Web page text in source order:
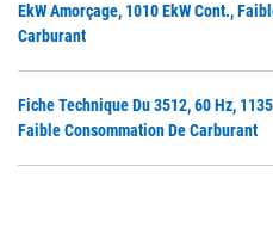
EkW Amorçage, 1010 EkW Cont.,
Carburant
Fiche Technique Du 3512, 60 Hz,
Faible Consommation De Carburant